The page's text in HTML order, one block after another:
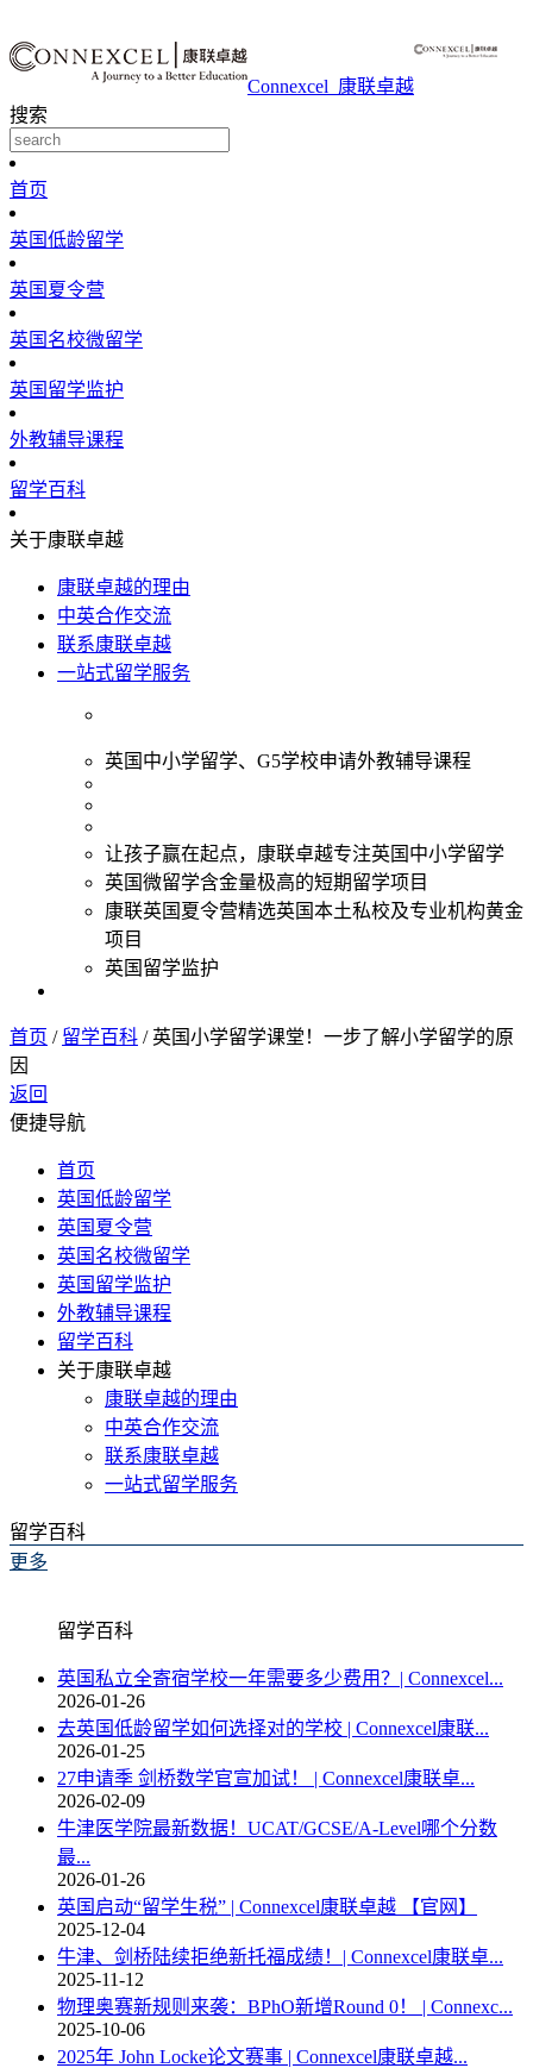
Connexcel_康联卓越
搜索
首页
英国低龄留学
英国夏令营
英国名校微留学
英国留学监护
外教辅导课程
留学百科
关于康联卓越
康联卓越的理由
中英合作交流
联系康联卓越
一站式留学服务
英国中小学留学、G5学校申请外教辅导课程
让孩子赢在起点，康联卓越专注英国中小学留学
英国微留学含金量极高的短期留学项目
康联英国夏令营精选英国本土私校及专业机构黄金
项目
英国留学监护
首页 / 留学百科 / 英国小学留学课堂！一步了解小学留学的原
因
返回
便捷导航
首页
英国低龄留学
英国夏令营
英国名校微留学
英国留学监护
外教辅导课程
留学百科
关于康联卓越
康联卓越的理由
中英合作交流
联系康联卓越
一站式留学服务
留学百科
更多
留学百科
英国私立全寄宿学校一年需要多少费用？| Connexcel...
2026-01-26
去英国低龄留学如何选择对的学校 | Connexcel康联...
2026-01-25
27申请季 剑桥数学官宣加试！ | Connexcel康联卓...
2026-02-09
牛津医学院最新数据！UCAT/GCSE/A-Level哪个分数
最...
2026-01-26
英国启动“留学生税” | Connexcel康联卓越 【官网】
2025-12-04
牛津、剑桥陆续拒绝新托福成绩！| Connexcel康联卓...
2025-11-12
物理奥赛新规则来袭：BPhO新增Round 0！ | Connexc...
2025-10-06
2025年 John Locke论文赛事 | Connexcel康联卓越...